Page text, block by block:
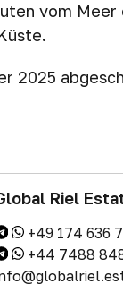
vom
2025
Riel
+49 174 636
+44 7488